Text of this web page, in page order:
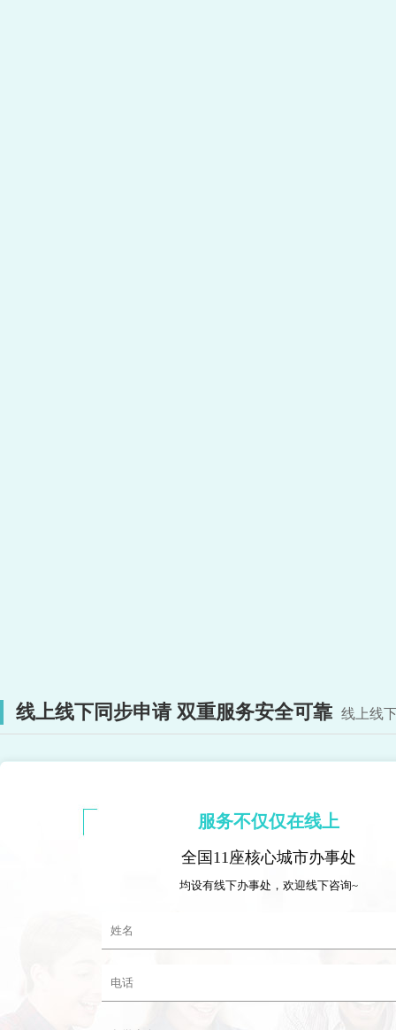
线上线下同步申请 双重服务安全可靠 线上线
服务不仅仅在线上
全国11座核心城市办事处
均设有线下办事处，欢迎线下咨询~